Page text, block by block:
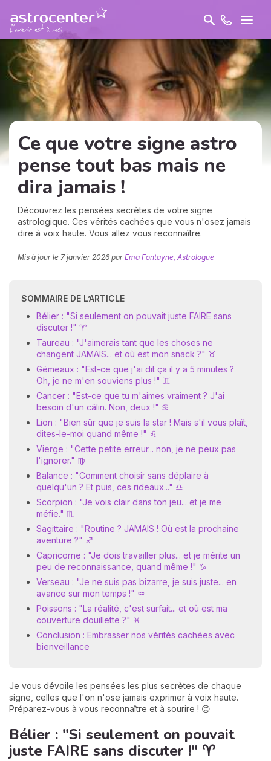
Ce que votre signe astro
pense tout bas mais ne
dira jamais !
Découvrez les pensées secrètes de votre signe
astrologique. Ces vérités cachées que vous n'osez jamais
dire à voix haute. Vous allez vous reconnaître.
Mis à jour le 7 janvier 2026 par Ema Fontayne, Astrologue
SOMMAIRE DE L’ARTICLE
Bélier : "Si seulement on pouvait juste FAIRE sans
discuter !" ♈
Taureau : "J'aimerais tant que les choses ne
changent JAMAIS... et où est mon snack ?" ♉
Gémeaux : "Est-ce que j'ai dit ça il y a 5 minutes ?
Oh, je ne m'en souviens plus !" ♊
Cancer : "Est-ce que tu m'aimes vraiment ? J'ai
besoin d'un câlin. Non, deux !" ♋
Lion : "Bien sûr que je suis la star ! Mais s'il vous plaît,
dites-le-moi quand même !" ♌
Vierge : "Cette petite erreur... non, je ne peux pas
l'ignorer." ♍
Balance : "Comment choisir sans déplaire à
quelqu'un ? Et puis, ces rideaux..." ♎
Scorpion : "Je vois clair dans ton jeu... et je me
méfie." ♏
Sagittaire : "Routine ? JAMAIS ! Où est la prochaine
aventure ?" ♐
Capricorne : "Je dois travailler plus... et je mérite un
peu de reconnaissance, quand même !" ♑
Verseau : "Je ne suis pas bizarre, je suis juste... en
avance sur mon temps !" ♒
Poissons : "La réalité, c'est surfait... et où est ma
couverture douillette ?" ♓
Conclusion : Embrasser nos vérités cachées avec
bienveillance
Je vous dévoile les pensées les plus secrètes de chaque
signe, celles que l'on n'ose jamais exprimer à voix haute.
Préparez-vous à vous reconnaître et à sourire ! 😊
Bélier : "Si seulement on pouvait
juste FAIRE sans discuter !" ♈